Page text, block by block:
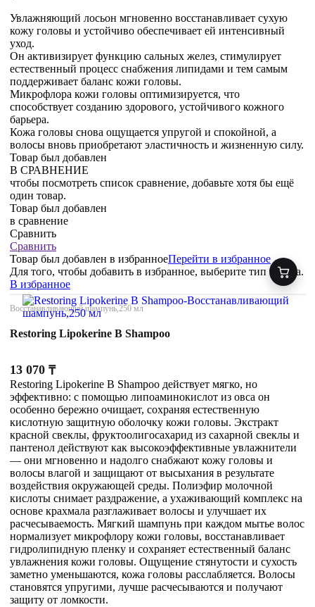
Увлажняющий лосьон мгновенно восстанавливает сухую
кожу головы и устойчиво обеспечивает ей интенсивный
уход.
Он активизирует функцию сальных желез, стимулирует
естественный процесс снабжения липидами и тем самым
поддерживает баланс кожи головы.
Микрофлора кожи головы оптимизируется, что
способствует созданию здорового, устойчивого кожного
барьера.
Кожа головы снова ощущается упругой и спокойной, а
волосы вновь приобретают эластичность и жизненную силу.
Товар был добавлен
В СРАВНЕНИЕ
чтобы посмотреть список сравнение, добавьте хотя бы ещё
один товар.
Товар был добавлен
в сравнение
Сравнить
Сравнить
Товар был добавлен в избранноеПерейти в избранное
Для того, чтобы добавить в избранное, выберите тип товара.
В избранное
Восстанавливающий шампунь,250 мл
Restoring Lipokerine B Shampoo
13 070 ₸
Restoring Lipokerine B Shampoo действует мягко, но
эффективно: с помощью липоаминокислот из овса он
особенно бережно очищает, сохраняя естественную
кислотную защитную оболочку кожи головы. Экстракт
красной свеклы, фруктоолигосахарид из сахарной свеклы и
пантенол действуют как высокоэффективные увлажнители
— они мгновенно и надолго снабжают кожу головы и
волосы влагой и защищают от высыхания в результате
воздействия окружающей среды. Полиэфир молочной
кислоты снимает раздражение, а ухаживающий комплекс на
основе крахмала разглаживает волосы и улучшает их
расчесываемость. Мягкий шампунь при каждом мытье волос
нормализует микрофлору кожи головы, восстанавливает
гидролипидную пленку и сохраняет естественный баланс
увлажнения кожи головы. Ощущение стянутости и сухость
заметно уменьшаются, кожа головы расслабляется. Волосы
становятся упругими, лучше расчесываются и получают
защиту от ломкости.